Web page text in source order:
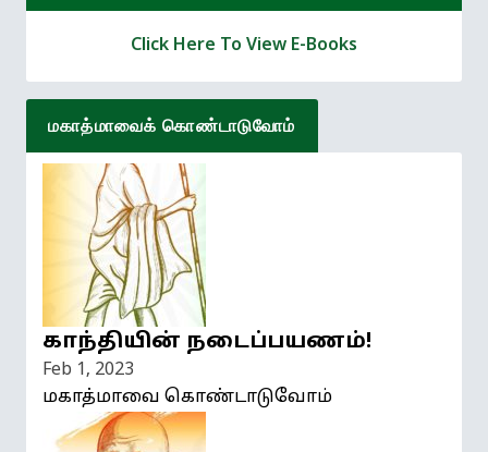
Click Here To View E-Books
மகாத்மாவைக் கொண்டாடுவோம்
காந்தியின் நடைப்பயணம்!
Feb 1, 2023
மகாத்மாவை கொண்டாடுவோம்